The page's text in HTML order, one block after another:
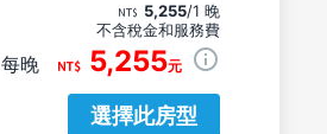
5,255/1 晚
不含稅金和服務費
每晚 5,255元
選擇此房型